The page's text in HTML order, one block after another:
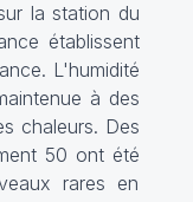
la station du
établissent
L'humidité
à des
chaleurs. Des
50 ont été
rares en